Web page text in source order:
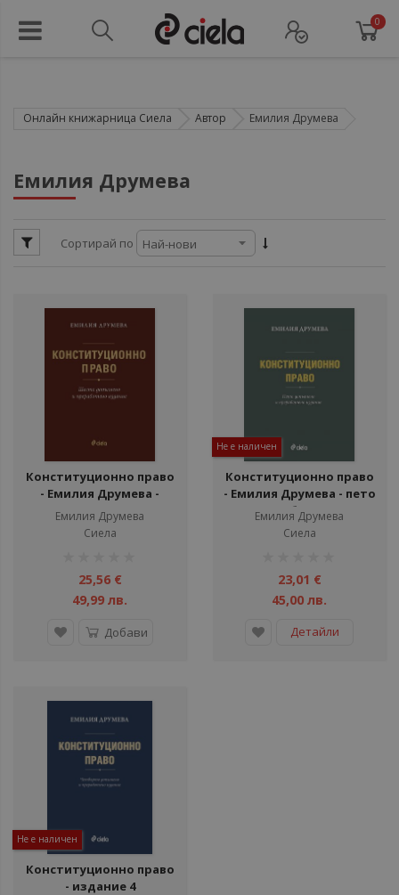
0
Онлайн книжарница Сиела Автор Емилия Друмева
Емилия Друмева
Сортирай по
Конституционно право
- Емилия Друмева -
Шесто допълнено и
преработено издание
Емилия Друмева
Сиела
25,56 €
49,99 лв.
Добави
Не е наличен
Конституционно право
- Емилия Друмева - пето
преработено и
допълнено издание
Емилия Друмева
Сиела
23,01 €
45,00 лв.
Детайли
Не е наличен
Конституционно право
- издание 4